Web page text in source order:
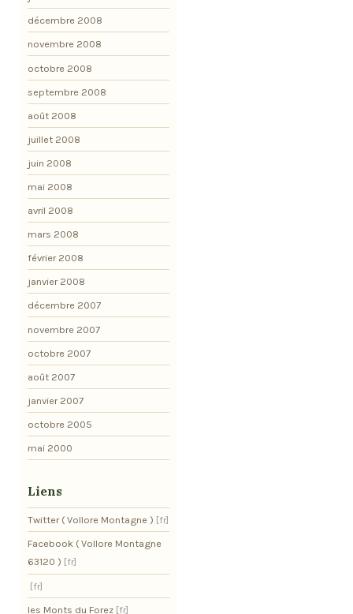
décembre 2008
novembre 2008
octobre 2008
septembre 2008
août 2008
juillet 2008
juin 2008
mai 2008
avril 2008
mars 2008
février 2008
janvier 2008
décembre 2007
novembre 2007
octobre 2007
août 2007
janvier 2007
octobre 2005
mai 2000
Liens
Twitter ( Vollore Montagne )
Facebook ( Vollore Montagne
63120 )
les Monts du Forez